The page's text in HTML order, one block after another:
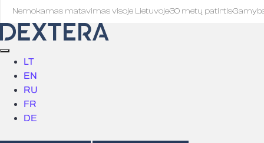
Nemokamas matavimas visoje Lietuvoje·30 metų patirtis·
LT
EN
RU
FR
DE